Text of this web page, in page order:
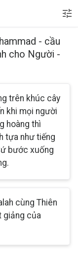
- cầu
cho Người -
trên khúc cây
khi mọi người
hoàng thì
tựa như tiếng
bước xuống
cùng Thiên
giảng của